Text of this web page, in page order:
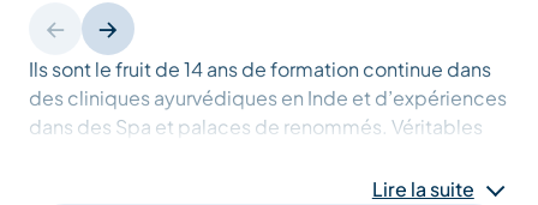
Ils sont le fruit de 14 ans de formation continue dans
des cliniques ayurvédiques en Inde et d’expériences
dans des Spa et palaces de renommés. Véritables
l’énergie vitale et les tissus corporels en vueLire la suite